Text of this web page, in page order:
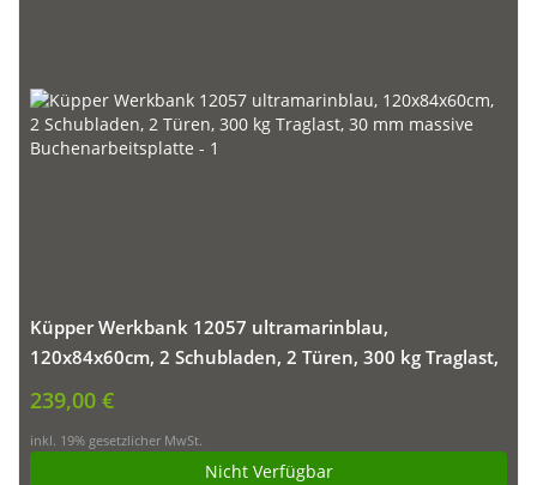
Küpper Werkbank 12057 ultramarinblau,
120x84x60cm, 2 Schubladen, 2 Türen, 300 kg Traglast,
30 mm massive Buchenarbeitsplatte
239,00 €
inkl. 19% gesetzlicher MwSt.
Nicht Verfügbar